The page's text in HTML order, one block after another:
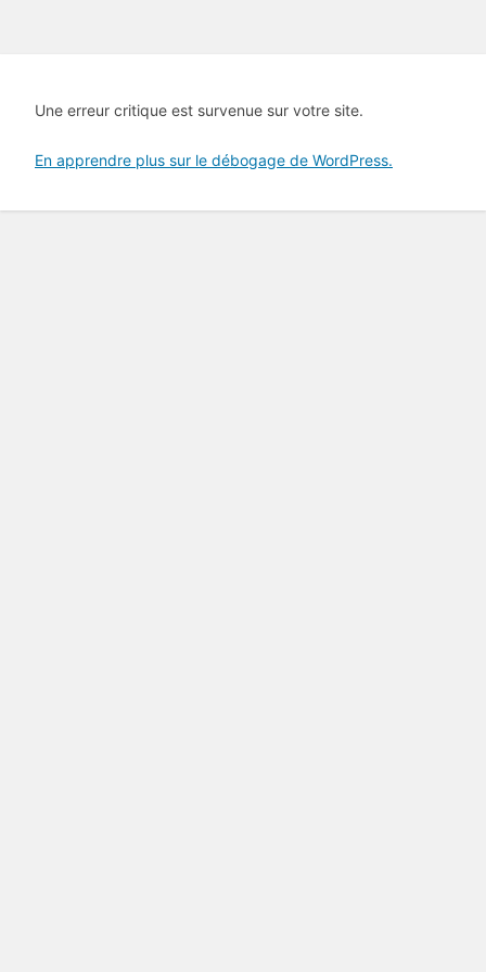
Une erreur critique est survenue sur votre site.
En apprendre plus sur le débogage de WordPress.